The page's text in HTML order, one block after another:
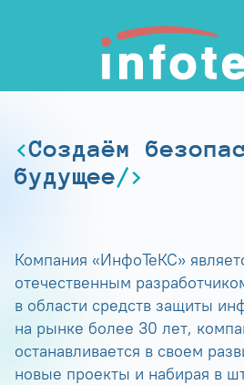
Создаём
будущее
Компания «ИнфоТеКС»
отечественным
в области средств защиты
на рынке более 30 лет,
останавливается в своем
новые проекты и набирая в